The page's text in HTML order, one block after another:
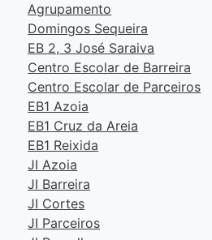
Agrupamento
Domingos Sequeira
EB 2, 3 José Saraiva
Centro Escolar de Barreira
Centro Escolar de Parceiros
EB1 Azoia
EB1 Cruz da Areia
EB1 Reixida
JI Azoia
JI Barreira
JI Cortes
JI Parceiros